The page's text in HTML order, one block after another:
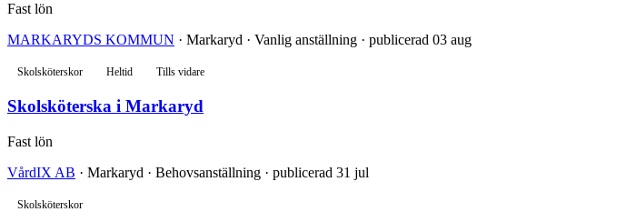
Fast lön
MARKARYDS KOMMUN · Markaryd · Vanlig anställning · publicerad 03 aug
Skolsköterskor Heltid Tills vidare
Skolsköterska i Markaryd
Fast lön
VårdIX AB · Markaryd · Behovsanställning · publicerad 31 jul
Skolsköterskor